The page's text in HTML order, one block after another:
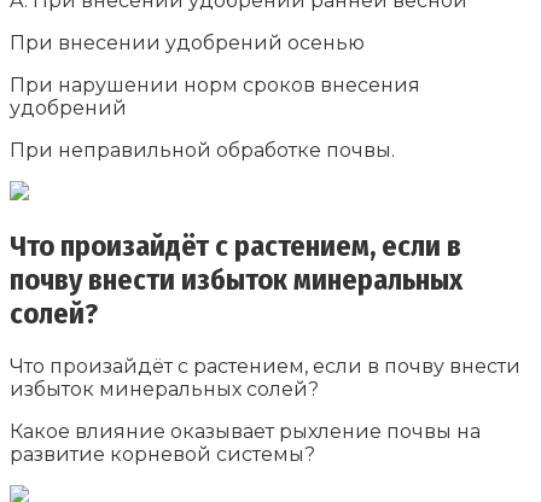
При внесении удобрений осенью
При нарушении норм сроков внесения
удобрений
При неправильной обработке почвы.
Что произайдёт с растением, если в
почву внести избыток минеральных
солей?
Что произайдёт с растением, если в почву внести
избыток минеральных солей?
Какое влияние оказывает рыхление почвы на
развитие корневой системы?